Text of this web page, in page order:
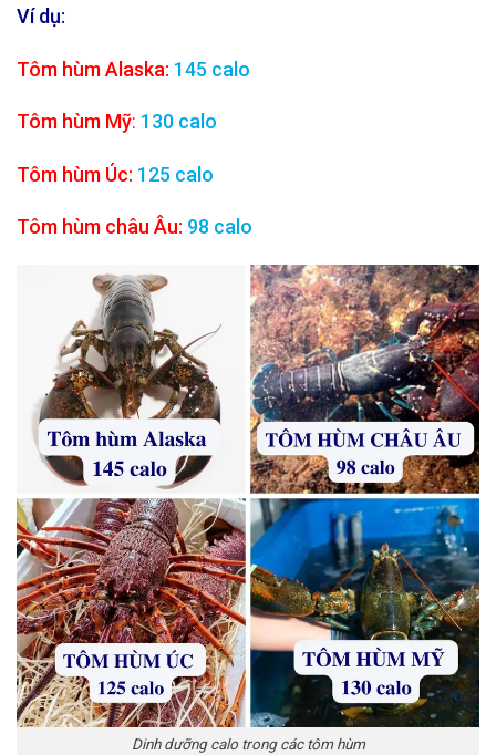
Ví dụ:
Tôm hùm Alaska: 145 calo
Tôm hùm Mỹ: 130 calo
Tôm hùm Úc: 125 calo
Tôm hùm châu Âu: 98 calo
Dinh dưỡng calo trong các tôm hùm